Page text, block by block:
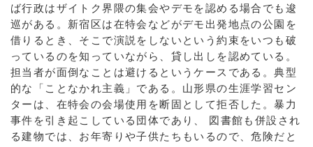
ば行政はザイトク界隈の集会やデモを認める場合でも逡
巡がある。新宿区は在特会などがデモ出発地点の公園を
借りるとき、そこで演説をしないという約束をいつも破
っているのを知っていながら、貸し出しを認めている。
担当者が面倒なことは避けるというケースである。典型
的な「ことなかれ主義」である。山形県の生涯学習セン
ターは、在特会の会場使用を断固として拒否した。暴力
事件を引き起こしている団体であり、 図書館も併設され
る建物では、お年寄りや子供たちもいるので、危険だと